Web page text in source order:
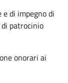
di impegno di
patrocinio
onorari ai